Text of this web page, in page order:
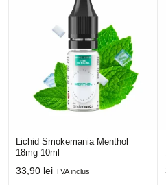
Lichid Smokemania Menthol
18mg 10ml
33,90 lei TVA inclus